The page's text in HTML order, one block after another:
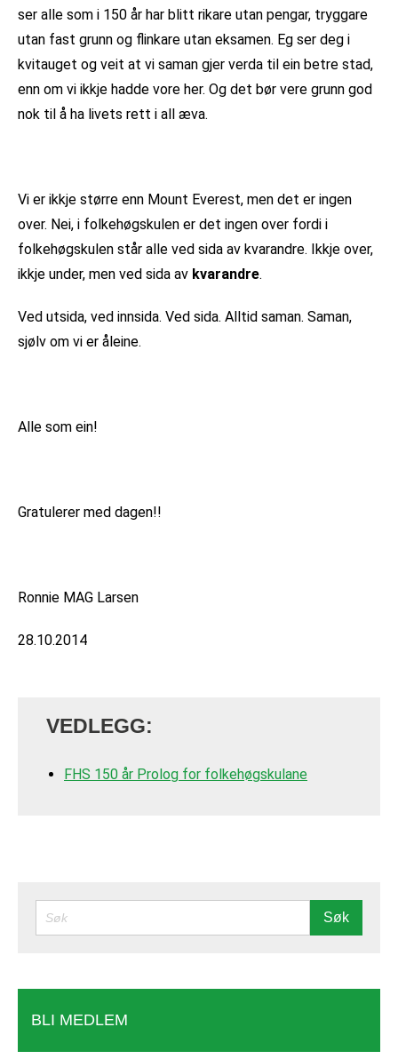
ser alle som i 150 år har blitt rikare utan pengar, tryggare
utan fast grunn og flinkare utan eksamen. Eg ser deg i
kvitauget og veit at vi saman gjer verda til ein betre stad,
enn om vi ikkje hadde vore her. Og det bør vere grunn god
nok til å ha livets rett i all æva.
Vi er ikkje større enn Mount Everest, men det er ingen
over. Nei, i folkehøgskulen er det ingen over fordi i
folkehøgskulen står alle ved sida av kvarandre. Ikkje over,
ikkje under, men ved sida av kvarandre.
Ved utsida, ved innsida. Ved sida. Alltid saman. Saman,
sjølv om vi er åleine.
Alle som ein!
Gratulerer med dagen!!
Ronnie MAG Larsen
28.10.2014
VEDLEGG:
FHS 150 år Prolog for folkehøgskulane
SØK Søk
BLI MEDLEM